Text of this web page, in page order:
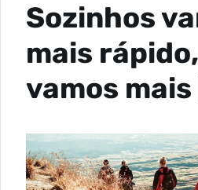
Sozinhos
mais
vamos